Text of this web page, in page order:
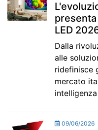
LED
Dalla
alle
ridefinisce
mercato
09/06/2026